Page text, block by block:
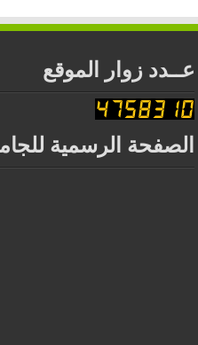
عــدد زوار الموقع
الصفحة الرسمية